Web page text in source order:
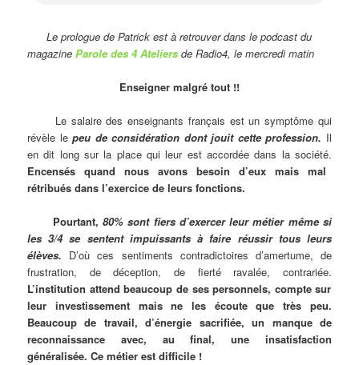
Le prologue de Patrick est à retrouver dans le podcast du
magazineParole des 4 Ateliers de Radio4, le mercredi matin
Enseigner malgré tout !!
Le salaire des enseignants français est un symptôme qui
révèle lepeu de considération dont jouit cette profession. Il
en dit long sur la place qui leur est accordée dans la société.
Encensés quand nous avons besoin d’eux mais mal
rétribués dans l’exercice de leurs fonctions.
Pourtant, 80% sont fiers d’exercer leur métier même si
les 3/4 se sentent impuissants à faire réussir tous leurs
élèves. D’où ces sentiments contradictoires d’amertume, de
frustration, de déception, de fierté ravalée, contrariée.
L’institution attend beaucoup de ses personnels, compte sur
leur investissement mais ne les écoute que très peu.
Beaucoup de travail, d’énergie sacrifiée, un manque de
reconnaissance avec, au final, une insatisfaction
généralisée. Ce métier est difficile !